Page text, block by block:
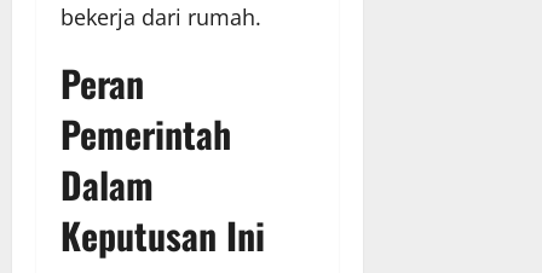
bekerja dari rumah.
Peran
Pemerintah
Dalam
Keputusan Ini